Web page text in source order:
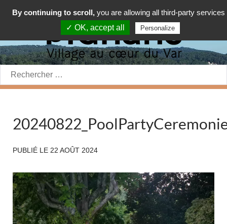
Rechercher:
PUBLIÉ LE 22 AOÛT 2024
By continuing to scroll, you are allowing all third-party services
✓ OK, accept all
Personalize